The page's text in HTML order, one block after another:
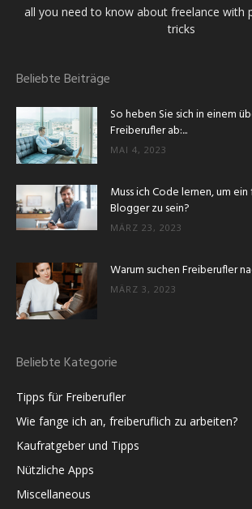
all you need to know about freelance with
tricks
Beliebte Beiträge
So heben Sie sich in einem
Freiberufler ab:...
MAI 4, 2023
Muss ich Code lernen, um
Blogger zu sein?
MÄRZ 23, 2023
Warum suchen Freiberufler
MÄRZ 3, 2023
Beliebte Kategorie
Tipps für Freiberufler
Wie fange ich an, freiberuflich zu arbeiten?
Kaufratgeber und Tipps
Nützliche Apps
Miscellaneous